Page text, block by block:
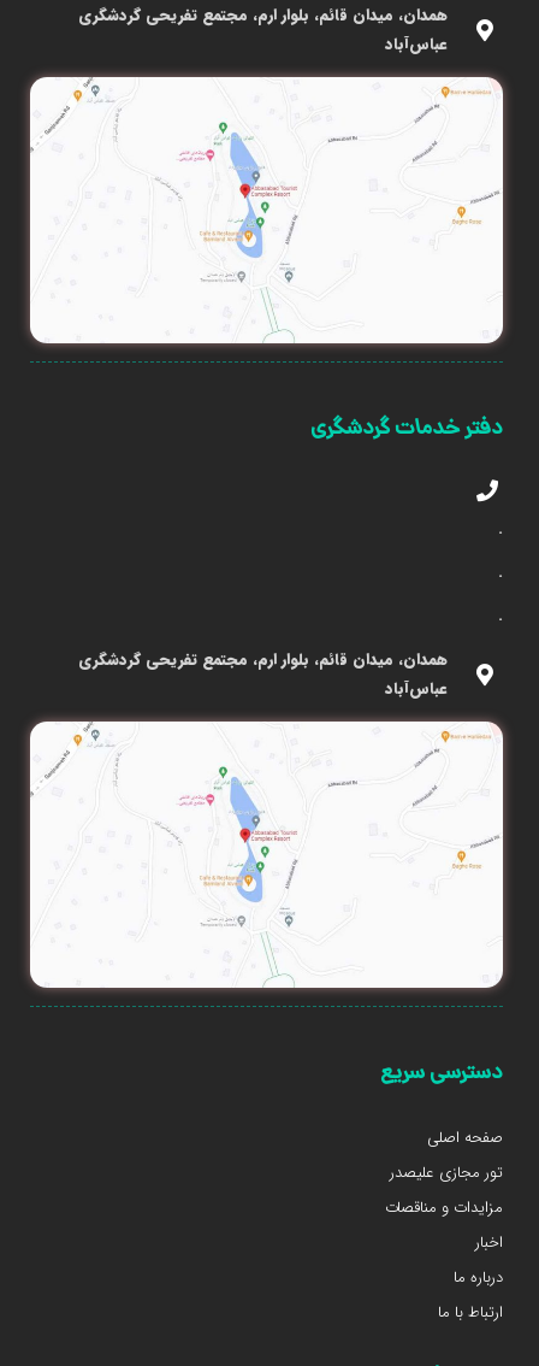
همدان، میدان قائم، بلوار ارم، مجتمع تفریحی گردشگری
عباس‌آباد
دفتر خدمات گردشگری
.
.
.
همدان، میدان قائم، بلوار ارم، مجتمع تفریحی گردشگری
عباس‌آباد
دسترسی سریع
صفحه اصلی
تور مجازی علیصدر
مزایدات و مناقصات
اخبار
درباره ما
ارتباط با ما